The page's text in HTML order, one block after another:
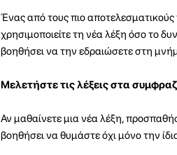
Ένας από τους πιο
χρησιμοποιείτε τη νέα λέξη όσο το
βοηθήσει να την εδραιώσετε στη
Μελετήστε τις λέξεις στα
Αν μαθαίνετε μια νέα λέξη,
βοηθήσει να θυμάστε όχι μόνο την